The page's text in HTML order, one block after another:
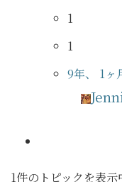
1
1
9年、 1ヶ
1件のトピックを表